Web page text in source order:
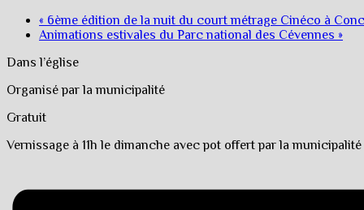
« 6ème édition de la nuit du court métrage Cinéco à
Animations estivales du Parc national des Cévennes »
Dans l’église
Organisé par la municipalité
Gratuit
Vernissage à 11h le dimanche avec pot offert par la municipalité